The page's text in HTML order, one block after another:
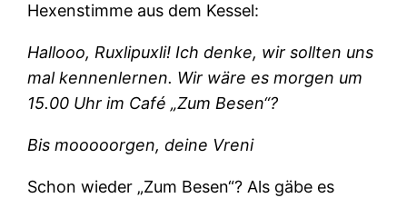
Hexenstimme aus dem Kessel:
Hallooo, Ruxlipuxli! Ich denke, wir sollten uns
mal kennenlernen. Wir wäre es morgen um
15.00 Uhr im Café „Zum Besen“?
Bis mooooorgen, deine Vreni
Schon wieder „Zum Besen“? Als gäbe es